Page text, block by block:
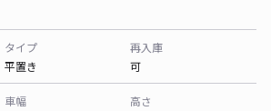
タイプ
平置き
再入庫
可
車幅
高さ